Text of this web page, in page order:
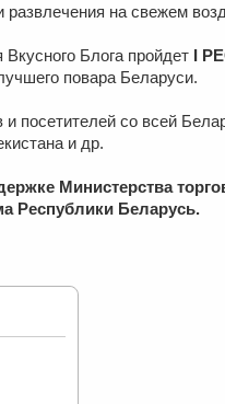
развлечения на свежем
Блога пройдет I
повара Беларуси.
и посетителей со всей
и др.
Министерства
Республики Беларусь.